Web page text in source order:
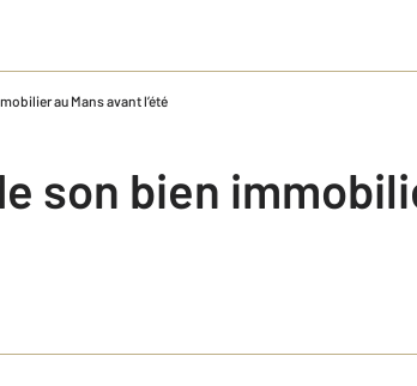
au Mans avant l’été
son bien